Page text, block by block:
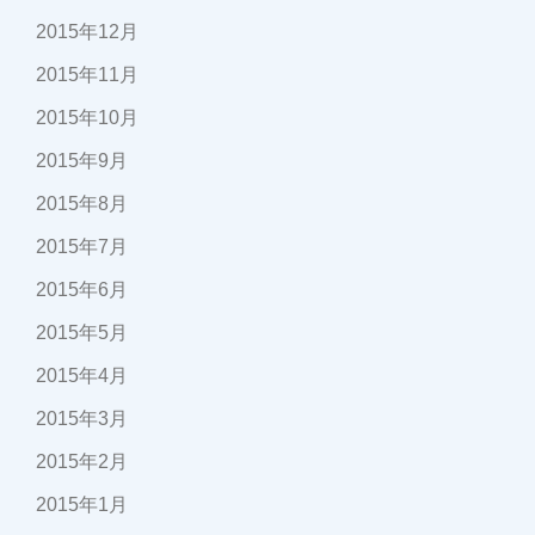
2015年12月
2015年11月
2015年10月
2015年9月
2015年8月
2015年7月
2015年6月
2015年5月
2015年4月
2015年3月
2015年2月
2015年1月